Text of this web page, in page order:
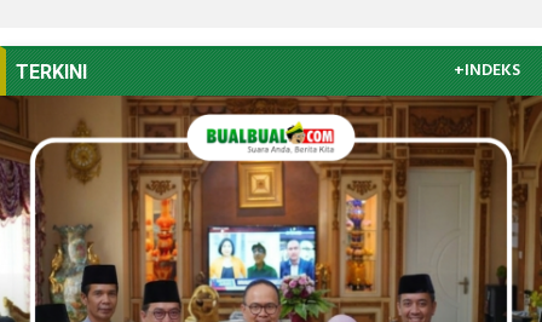
TERKINI +INDEKS